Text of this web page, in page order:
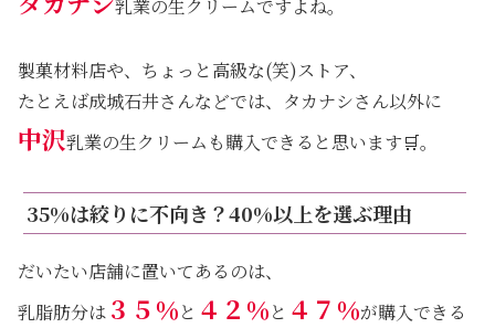
乳業の生クリームですよね。
製菓材料店や、ちょっと高級な(笑)ストア、
たとえば成城石井さんなどでは、タカナシさん以外に
中沢乳業の生クリームも購入できると思います🛒。
35%は絞りに不向き？40%以上を選ぶ理由
だいたい店舗に置いてあるのは、
乳脂肪分は ３５％と ４２％と ４７％が購入できる